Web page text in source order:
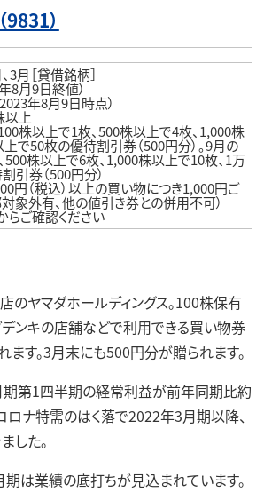
）
3月［貸借銘柄］
8月9日終値）
年8月9日時点）
以上
株以上で1枚、500株以上で4枚、1,000株
で50枚の優待割引券（500円分）。9月の
500株以上で6枚、1,000株以上で10枚、1万
引券（500円分）
円（税込）以上の買い物につき1,000円ご
象外有、他の値引き券との併用不可）
らご確認ください
のヤマダホールディングス。100株保有
ンキの店舗などで利用できる買い物券
す。3月末にも500円分が贈られます。
第1四半期の経常利益が前年同期比約
ロナ特需のはく落で2022年3月期以降、
した。
は業績の底打ちが見込まれています。